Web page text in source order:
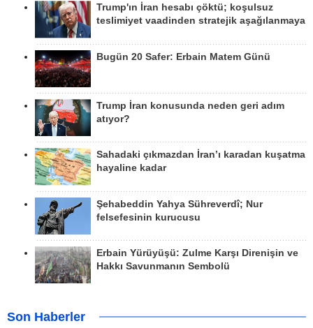
Trump'ın İran hesabı çöktü; koşulsuz
teslimiyet vaadinden stratejik aşağılanmaya
Bugün 20 Safer: Erbain Matem Günü
Trump İran konusunda neden geri adım
atıyor?
Sahadaki çıkmazdan İran’ı karadan kuşatma
hayaline kadar
Şehabeddin Yahya Sühreverdî; Nur
felsefesinin kurucusu
Erbain Yürüyüşü: Zulme Karşı Direnişin ve
Hakkı Savunmanın Sembolü
Son Haberler